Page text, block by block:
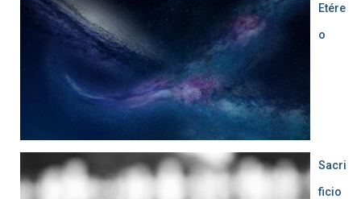
Etére
o
Sacri
ficio